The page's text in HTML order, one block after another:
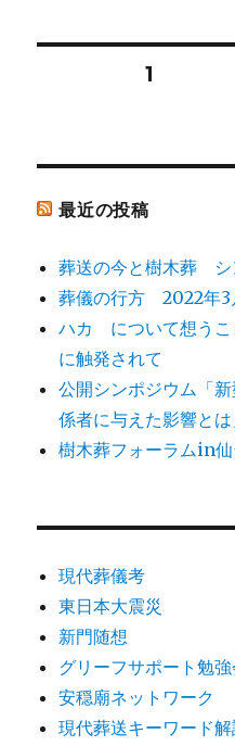
ナ
ゲ
ー
シ
ョ
固定ページ1
最近の投稿
葬送の今と樹木葬 シ
葬儀の行方 2022年3
ハカ について想う
に触発されて
公開シンポジウム「
係者に与えた影響とは
樹木葬フォーラムin仙
現代葬儀考
東日本大震災
新門随想
グリーフサポート勉強
安穏廟ネットワーク
現代葬送キーワード